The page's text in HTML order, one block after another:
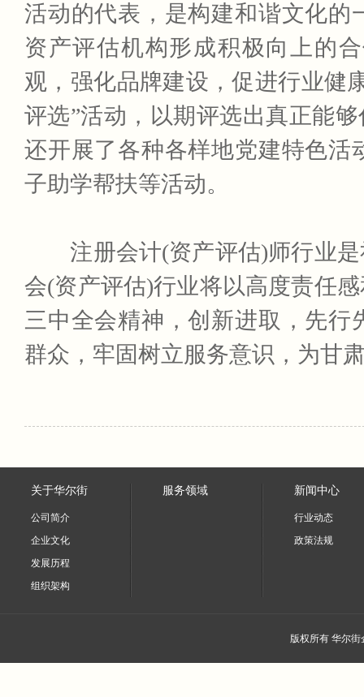
活动的代表，是构建和谐文化的
资产评估机构形成积极向上的
观，强化品牌建设，促进行业健
评选”活动，以期评选出真正能
还开展了各种各样地党建特色活
子助学帮扶等活动。
注册会计(资产评估)师行业是
会(资产评估)行业将以高度责任
三中全会精神，创新进取，先
群众，牢固树立服务意识，为甘
关于华尔街
公司简介
企业文化
发展历程
组织架构
服务领域 新闻中心
行业动态
政策法规
版权所有 华尔